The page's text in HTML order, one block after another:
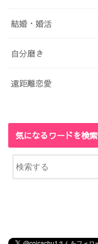
結婚・婚活
自分磨き
遠距離恋愛
気になるワードを検索